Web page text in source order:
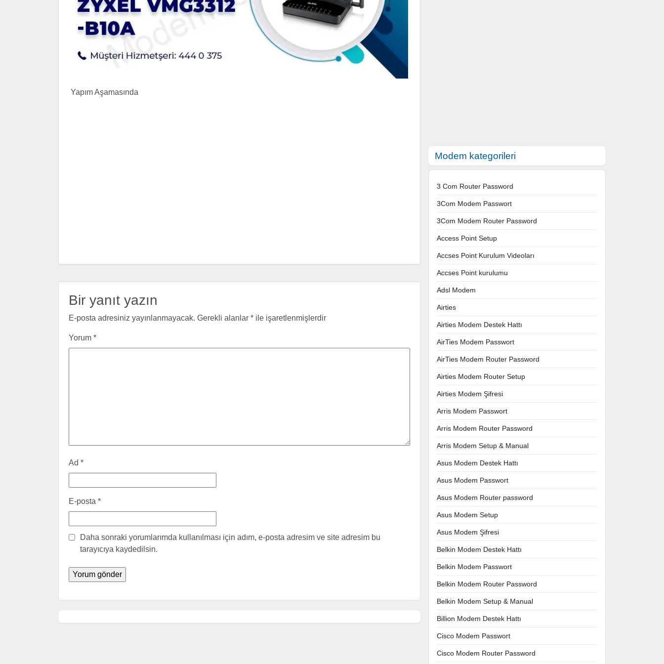
Yapım Aşamasında
Bir yanıt yazın
E-posta adresiniz yayınlanmayacak. Gerekli alanlar * ile işaretlenmişlerdir
Yorum *
Ad *
E-posta *
Daha sonraki yorumlarımda kullanılması için adım, e-posta adresim ve site adresim bu
tarayıcıya kaydedilsin.
Modem kategorileri
3 Com Router Password
3Com Modem Passwort
3Com Modem Router Password
Access Point Setup
Accses Point Kurulum Videoları
Accses Point kurulumu
Adsl Modem
Airties
Airties Modem Destek Hattı
AirTies Modem Passwort
AirTies Modem Router Password
Airties Modem Router Setup
Airties Modem Şifresi
Arris Modem Passwort
Arris Modem Router Password
Arris Modem Setup & Manual
Asus Modem Destek Hattı
Asus Modem Passwort
Asus Modem Router password
Asus Modem Setup
Asus Modem Şifresi
Belkin Modem Destek Hattı
Belkin Modem Passwort
Belkin Modem Router Password
Belkin Modem Setup & Manual
Billion Modem Destek Hattı
Cisco Modem Passwort
Cisco Modem Router Password